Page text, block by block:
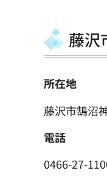
藤沢
所在地
藤沢市鵠沼
電話
0466-27-